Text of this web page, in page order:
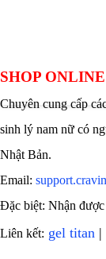
SHOP
Chuyên cung cấp
sinh lý nam nữ có
Nhật Bản.
Email:
Đặc biệt: Nhận được
Liên kết: gel titan |